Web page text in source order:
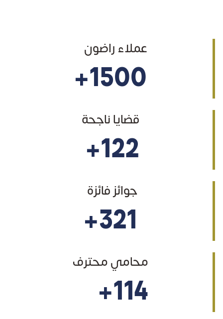
عملاء راضون
+1500
قضايا ناجحة
+122
جوائز فائزة
+321
محامي محترف
+114